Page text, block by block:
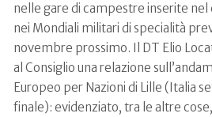
nelle gare di campestre inserite nel
nei Mondiali militari di specialità
novembre prossimo. Il DT Elio
al Consiglio una relazione
Europeo per Nazioni di Lille (Italia
finale): evidenziato, tra le altre